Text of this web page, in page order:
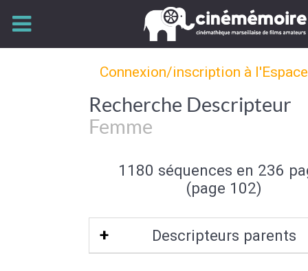
Connexion/inscription à
Recherche Descripteur
Femme
1180 séquences en 236
(page 102)
Descripteurs parents